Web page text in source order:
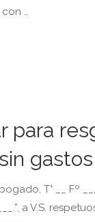
…
para
gastos
T° __ Fº
a V.S.